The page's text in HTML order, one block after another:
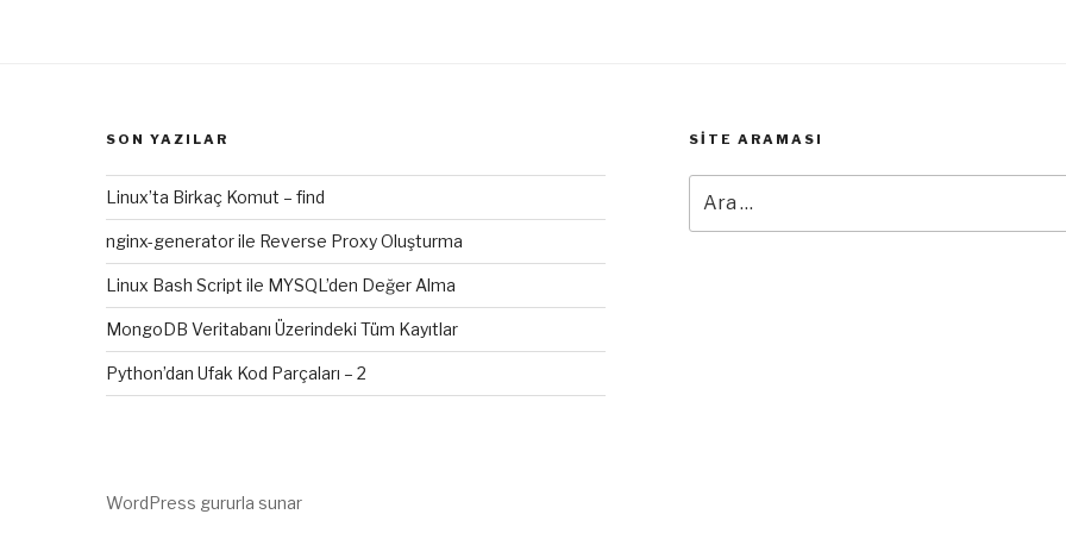
SON YAZILAR
Linux’ta Birkaç Komut – find
nginx-generator ile Reverse Proxy Oluşturma
Linux Bash Script ile MYSQL’den Değer Alma
MongoDB Veritabanı Üzerindeki Tüm Kayıtlar
Python’dan Ufak Kod Parçaları – 2
SITE ARAMASI
WordPress gururla sunar